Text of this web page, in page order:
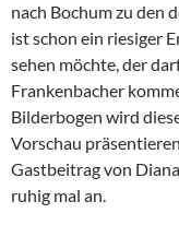
nach Bochum zu den
ist schon ein riesiger
sehen möchte, der
Frankenbacher
Bilderbogen wird
Vorschau
Gastbeitrag von
ruhig mal an.